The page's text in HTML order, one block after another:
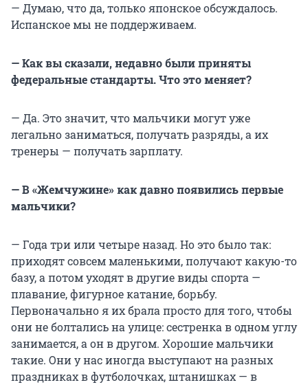
— Думаю, что да, только японское обсуждалось.
Испанское мы не поддерживаем.
— Как вы сказали, недавно были приняты
федеральные стандарты. Что это меняет?
— Да. Это значит, что мальчики могут уже
легально заниматься, получать разряды, а их
тренеры — получать зарплату.
— В «Жемчужине» как давно появились первые
мальчики?
— Года три или четыре назад. Но это было так:
приходят совсем маленькими, получают какую-то
базу, а потом уходят в другие виды спорта —
плавание, фигурное катание, борьбу.
Первоначально я их брала просто для того, чтобы
они не болтались на улице: сестренка в одном углу
занимается, а он в другом. Хорошие мальчики
такие. Они у нас иногда выступают на разных
праздниках в футболочках, штанишках — в